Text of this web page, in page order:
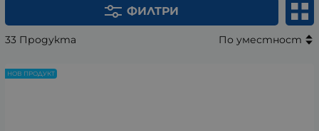
ФИЛТРИ
33 Продукта По уместност
НОВ ПРОДУКТ